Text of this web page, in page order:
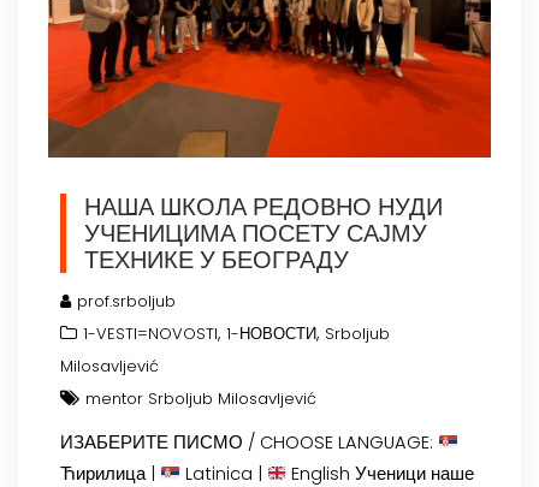
НАША ШКОЛА РЕДОВНО НУДИ
УЧЕНИЦИМА ПОСЕТУ САЈМУ
ТЕХНИКЕ У БЕОГРАДУ
prof.srboljub
1-VESTI=NOVOSTI, 1-НОВОСТИ, Srboljub
Milosavljević
mentor Srboljub Milosavljević
ИЗАБЕРИТЕ ПИСМО / CHOOSE LANGUAGE:
Ћирилица |
Latinica |
English Ученици наше